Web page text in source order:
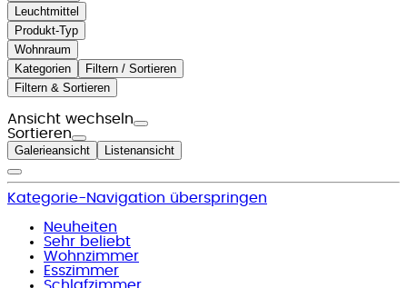
Leuchtmittel
Produkt-Typ
Wohnraum
Kategorien
Filtern / Sortieren
Filtern & Sortieren
Ansicht wechseln
Sortieren
Galerieansicht Listenansicht
Kategorie-Navigation überspringen
Neuheiten
Sehr beliebt
Wohnzimmer
Esszimmer